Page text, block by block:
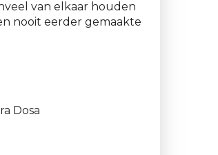
van elkaar houden
nooit eerder gemaakte
Dosa